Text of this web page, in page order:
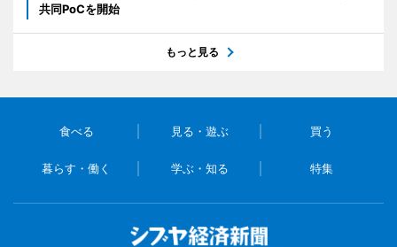
共同PoCを開始
もっと見る
食べる 見る・遊ぶ 買う
暮らす・働く 学ぶ・知る 特集